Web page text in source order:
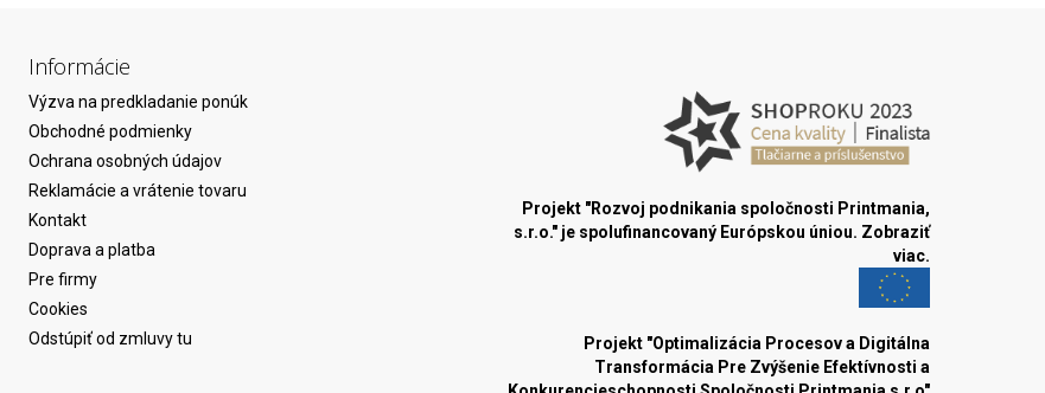
Informácie
Výzva na predkladanie ponúk
Obchodné podmienky
Ochrana osobných údajov
Reklamácie a vrátenie tovaru
Kontakt
Doprava a platba
Pre firmy
Cookies
Odstúpiť od zmluvy tu
Projekt "Rozvoj podnikania spoločnosti Printmania,
s.r.o." je spolufinancovaný Európskou úniou. Zobraziť
viac.
Projekt "Optimalizácia Procesov a Digitálna
Transformácia Pre Zvýšenie Efektívnosti a